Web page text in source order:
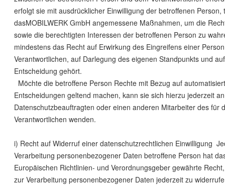
erfolgt sie mit ausdrücklicher Einwilligung der betroffenen Person,
dasMOBILWERK GmbH angemessene Maßnahmen, um die
sowie die berechtigten Interessen der betroffenen Person zu
mindestens das Recht auf Erwirkung des Eingreifens einer
Verantwortlichen, auf Darlegung des eigenen Standpunkts und
Entscheidung gehört.
Möchte die betroffene Person Rechte mit Bezug auf
Entscheidungen geltend machen, kann sie sich hierzu jederzeit
Datenschutzbeauftragten oder einen anderen Mitarbeiter des für
Verantwortlichen wenden.
i) Recht auf Widerruf einer datenschutzrechtlichen Einwilligung
Verarbeitung personenbezogener Daten betroffene Person hat
Europäischen Richtlinien- und Verordnungsgeber gewährte
zur Verarbeitung personenbezogener Daten jederzeit zu